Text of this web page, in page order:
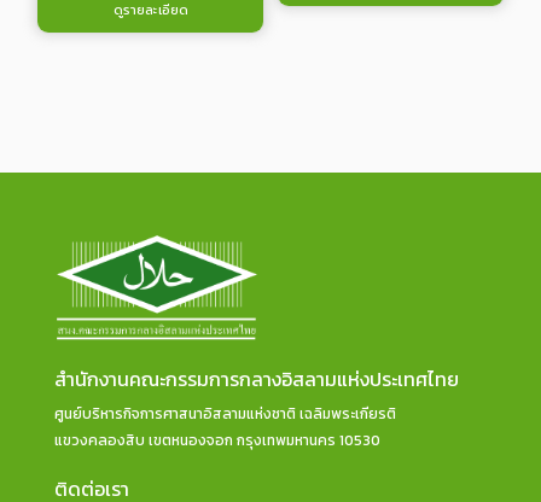
ดูรายละเอียด
สำนักงานคณะกรรมการกลางอิสลามแห่งประเทศไทย
ศูนย์บริหารกิจการศาสนาอิสลามแห่งชาติ เฉลิมพระเกียรติ
แขวงคลองสิบ เขตหนองจอก กรุงเทพมหานคร 10530
ติดต่อเรา